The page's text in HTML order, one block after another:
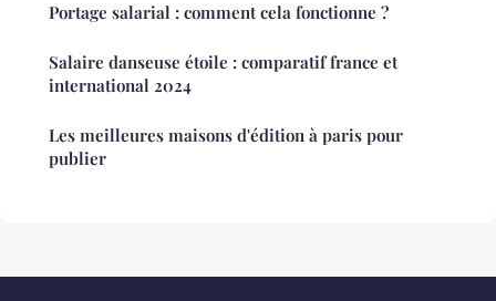
Portage salarial : comment cela fonctionne ?
Salaire danseuse étoile : comparatif france et
international 2024
Les meilleures maisons d'édition à paris pour
publier